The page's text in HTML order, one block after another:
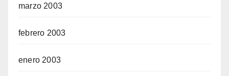
marzo 2003
febrero 2003
enero 2003